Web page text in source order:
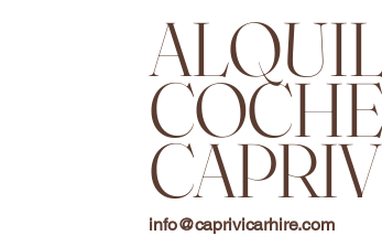
info@caprivicarhire.com